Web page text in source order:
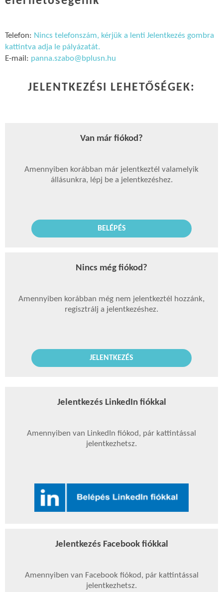
Telefon: Nincs telefonszám, kérjük a lenti Jelentkezés gombra
kattintva adja le pályázatát.
E-mail: panna.szabo@bplusn.hu
JELENTKEZÉSI LEHETŐSÉGEK:
Van már fiókod?
Amennyiben korábban már jelentkeztél valamelyik
állásunkra, lépj be a jelentkezéshez.
BELÉPÉS
Nincs még fiókod?
Amennyiben korábban még nem jelentkeztél hozzánk,
regisztrálj a jelentkezéshez.
JELENTKEZÉS
Jelentkezés LinkedIn fiókkal
Amennyiben van LinkedIn fiókod, pár kattintással
jelentkezhetsz.
Jelentkezés Facebook fiókkal
Amennyiben van Facebook fiókod, pár kattintással
jelentkezhetsz.